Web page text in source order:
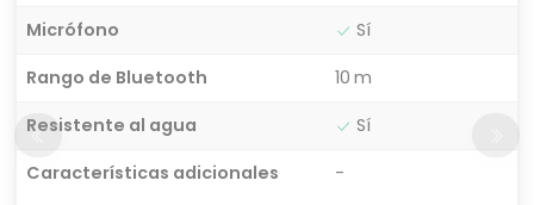
Micrófono
Sí
Rango de Bluetooth
10 m
Resistente al agua
Sí
Características adicionales
-